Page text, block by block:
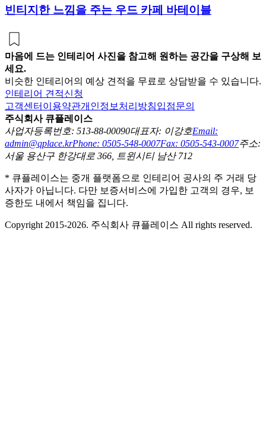
빈티지한 느낌을 주는 우드 카페 바테이블
마음에 드는 인테리어 사진을 참고해 원하는 공간을 구상해 보
세요.
비슷한 인테리어의 예상 견적을 무료로 상담받을 수 있습니다.
인테리어 견적신청
고객센터 이용약관개인정보처리방침입점문의
주식회사 큐플레이스
사업자등록번호: 513-88-00090대표자: 이강호Email:
admin@qplace.krPhone: 0505-548-0007Fax: 0505-543-0007주소:
서울 용산구 한강대로 366, 트윈시티 남산 712
* 큐플레이스는 중개 플랫폼으로 인테리어 공사의 주 거래 당
사자가 아닙니다. 다만 보증서비스에 가입한 고객의 경우, 보
증한도 내에서 책임을 집니다.
Copyright 2015-2026. 주식회사 큐플레이스 All rights reserved.